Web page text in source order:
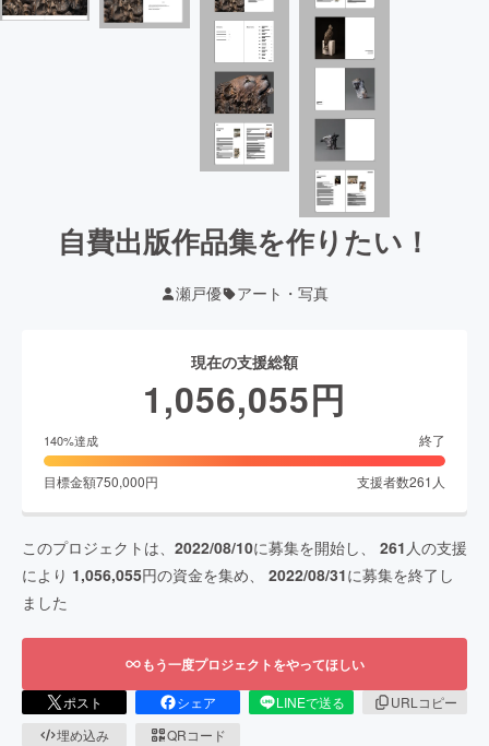
自費出版作品集を作りたい！
瀬戸優 アート・写真
現在の支援総額
1,056,055円
140%達成 終了
目標金額750,000円 支援者数261 人
このプロジェクトは、 2022/08/10に募集を開始し、 261 人の支援
により 1,056,055円の資金を集め、 2022/08/31に募集を終了し
ました
もう一度プロジェクトをやってほしい
ポスト シェア LINEで送る
URLコピー
埋め込み
QRコード